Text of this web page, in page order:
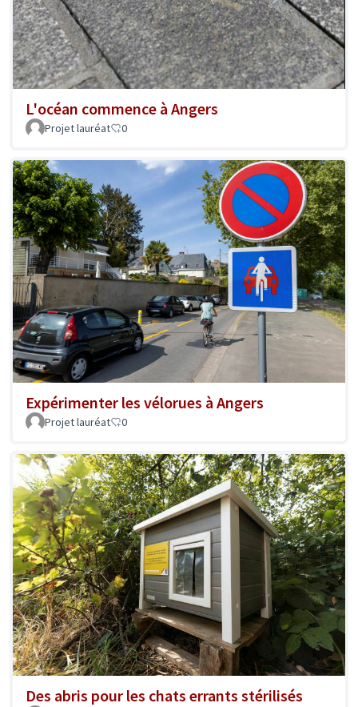
L'océan commence à Angers
Projet lauréat 0
Expérimenter les vélorues à Angers
Projet lauréat 0
Des abris pour les chats errants stérilisés